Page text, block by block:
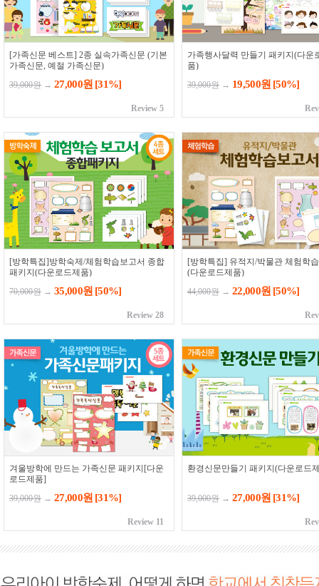
Review 5
[가족신문 베스트] 2종 실속가족신문 (기본
가족신문, 예절 가족신문)
39,000원 → 27,000원 [31%]
가족행사달력 만들기 패키지(다운
품)
39,000원 → 19,500원 [50%]
Review 28
[방학특집]방학숙제/체험학습보고서 종합
패키지(다운로드제품)
70,000원 → 35,000원 [50%]
[방학특집] 유적지/박물관 체험학
(다운로드제품)
44,000원 → 22,000원 [50%]
Review 11
겨울방학에 만드는 가족신문 패키지[다운
로드제품]
39,000원 → 27,000원 [31%]
환경신문만들기 패키지(다운로드
39,000원 → 27,000원 [31%]